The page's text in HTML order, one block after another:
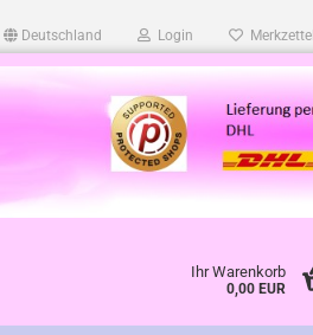
Deutschland Login Merkzettel
Ihr Warenkorb
0,00 EUR